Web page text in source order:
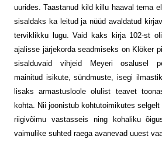
uurides. Taastanud kild killu haaval tema
sisaldaks ka leitud ja nüüd avaldatud
terviklikku lugu. Vaid kaks kirja 102-st
ajalisse järjekorda seadmiseks on Klöker
sisalduvaid vihjeid Meyeri osalusel
mainitud isikute, sündmuste, isegi
lisaks armastusloole olulist teavet
kohta. Nii joonistub kohtutoimikutes
riigivõimu vastasseis ning kohaliku
vaimulike suhted raega avanevad uuest